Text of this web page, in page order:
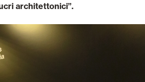
architettonici”.